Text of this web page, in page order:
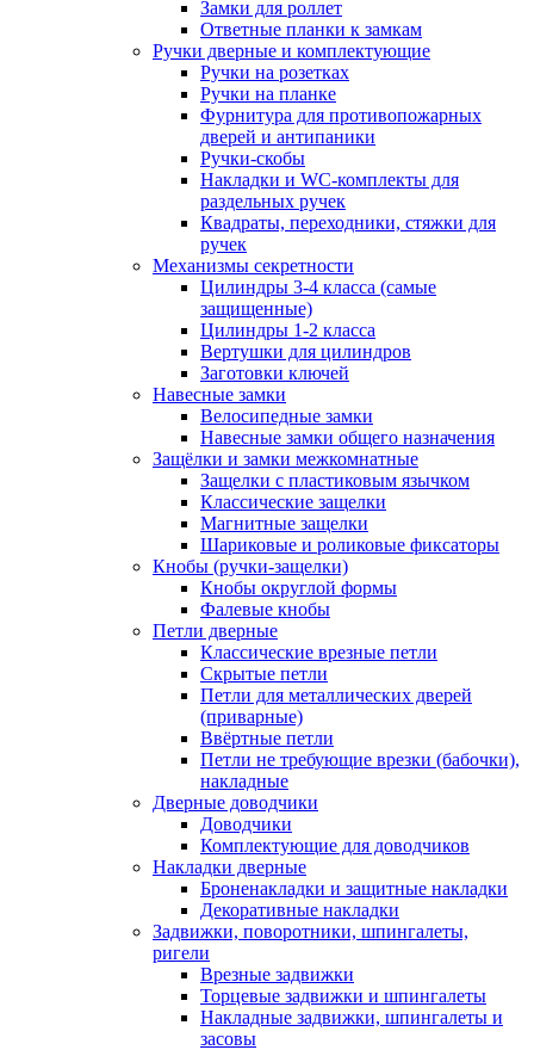
Замки для роллет
Ответные планки к замкам
Ручки дверные и комплектующие
Ручки на розетках
Ручки на планке
Фурнитура для противопожарных
дверей и антипаники
Ручки-скобы
Накладки и WC-комплекты для
раздельных ручек
Квадраты, переходники, стяжки для
ручек
Механизмы секретности
Цилиндры 3-4 класса (самые
защищенные)
Цилиндры 1-2 класса
Вертушки для цилиндров
Заготовки ключей
Навесные замки
Велосипедные замки
Навесные замки общего назначения
Защёлки и замки межкомнатные
Защелки с пластиковым язычком
Классические защелки
Магнитные защелки
Шариковые и роликовые фиксаторы
Кнобы (ручки-защелки)
Кнобы округлой формы
Фалевые кнобы
Петли дверные
Классические врезные петли
Скрытые петли
Петли для металлических дверей
(приварные)
Ввёртные петли
Петли не требующие врезки (бабочки),
накладные
Дверные доводчики
Доводчики
Комплектующие для доводчиков
Накладки дверные
Броненакладки и защитные накладки
Декоративные накладки
Задвижки, поворотники, шпингалеты,
ригели
Врезные задвижки
Торцевые задвижки и шпингалеты
Накладные задвижки, шпингалеты и
засовы